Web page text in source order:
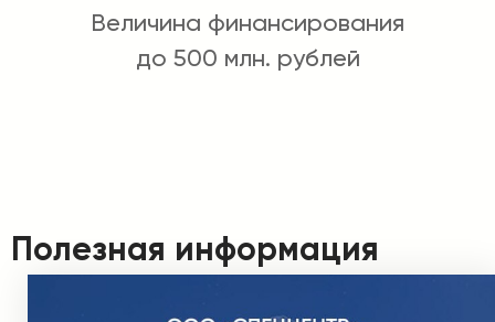
Величина финансирования
до 500 млн. рублей
Полезная информация